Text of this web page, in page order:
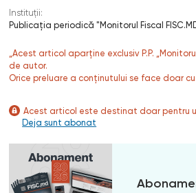
Instituții:
Publicaţia periodică "Monitorul Fiscal
„Acest articol aparține exclusiv P.P.
de autor.
Orice preluare a conținutului se face doar cu
Acest articol este destinat doar pentru
Deja sunt abonat